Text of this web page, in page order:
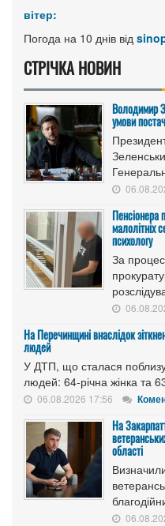
вітер:
Погода на 10 днів від
СТРІЧКА НОВИН
Володимир
умови
Пенсіонера
малолітніх
психологу
За
На Перечинщині внаслідок
людей
У ДТП, що сталася
людей: 64-річна жінка та
06.08.2026 17:56
На
області